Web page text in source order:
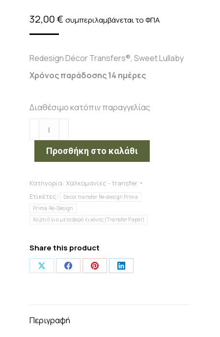
32,00€ συμπεριλαμβάνεται το ΦΠΑ
Redesign Décor Transfers®, Sweet Lullaby
Χρόνος παράδοσης 14 ημέρες
Διαθέσιμο κατόπιν παραγγελίας
Décor
Transfers®,
Sweet
ποσότητα
Προσθήκη στο καλάθι
Κατηγορία: Χαλκομανίες - transfer
Ετικέτες:
Decor transfer Re-design Prima
Prima Re-Design
Χαρτιά για μεταφορά εικόνας (Transfer Paper)
Share this product
Share Share Share Share
Περιγραφή